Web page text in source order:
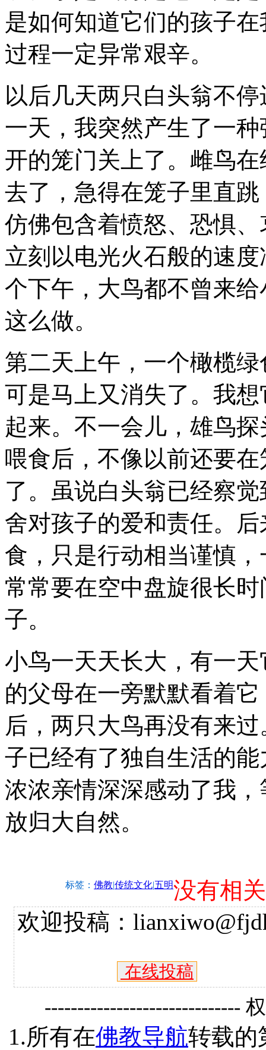
是如何知道它们的孩子
过程一定异常艰辛。
以后几天两只白头翁不
一天，我突然产生了一
开的笼门关上了。雌鸟
去了，急得在笼子里直
仿佛包含着愤怒、恐惧
立刻以电光火石般的速
个下午，大鸟都不曾来
这么做。
第二天上午，一个橄榄
可是马上又消失了。我
起来。不一会儿，雄鸟
喂食后，不像以前还要
了。虽说白头翁已经察
舍对孩子的爱和责任。
食，只是行动相当谨慎
常常要在空中盘旋很长
子。
小鸟一天天长大，有一
的父母在一旁默默看着
后，两只大鸟再没有来
子已经有了独自生活的
浓浓亲情深深感动了我
放归大自然。
标签： 佛教|传统文化|五明没有相
欢迎投稿：
在线投稿
------------------------------
1.所有在佛教导航转载的